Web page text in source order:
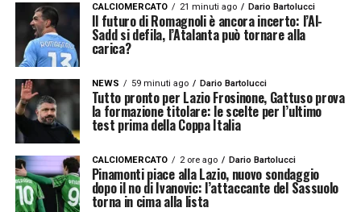
CALCIOMERCATO 21 minuti ago Dario Bartolucci
Il futuro di Romagnoli è ancora incerto: l’Al-
Sadd si defila, l’Atalanta può tornare alla
carica?
NEWS 59 minuti ago Dario Bartolucci
Tutto pronto per Lazio Frosinone, Gattuso prova
la formazione titolare: le scelte per l’ultimo
test prima della Coppa Italia
CALCIOMERCATO 2 ore ago Dario Bartolucci
Pinamonti piace alla Lazio, nuovo sondaggio
dopo il no di Ivanovic: l’attaccante del Sassuolo
torna in cima alla lista